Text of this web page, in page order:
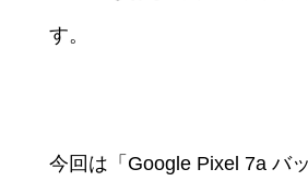
す。
今回は「Google Pixel 7a バ